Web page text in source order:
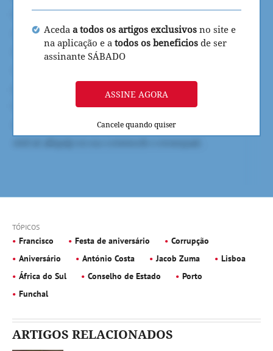
Aceda a todos os artigos exclusivos no site e
na aplicação e a todos os beneficios de ser
assinante SÁBADO
ASSINE AGORA
Cancele quando quiser
TÓPICOS
Francisco Festa de aniversário
Corrupção
Aniversário
António Costa Jacob Zuma
Lisboa
África do Sul
Conselho de Estado
Porto
Funchal
ARTIGOS RELACIONADOS